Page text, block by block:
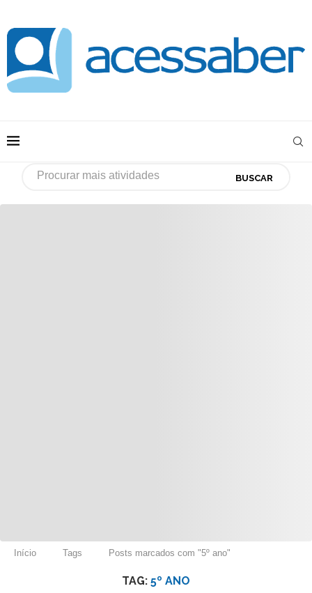
BUSCAR
Início Tags Posts marcados com "5º ano"
TAG: 5º ANO